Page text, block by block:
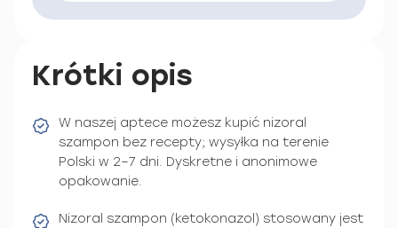
Krótki opis
W naszej aptece możesz kupić nizoral
szampon bez recepty; wysyłka na terenie
Polski w 2–7 dni. Dyskretne i anonimowe
opakowanie.
Nizoral szampon (ketokonazol) stosowany jest